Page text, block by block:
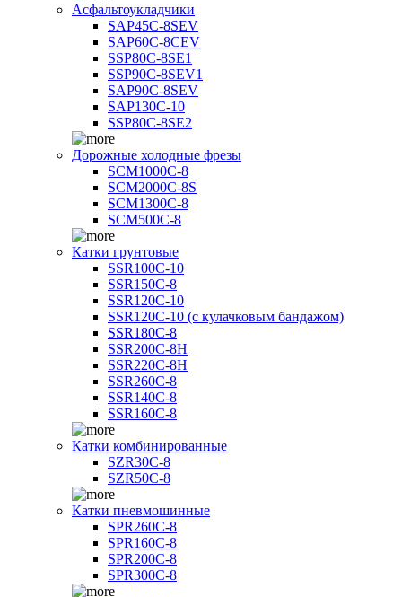
Асфальтоукладчики
SAP45С-8SEV
SAP60C-8CEV
SSP80C-8SE1
SSP90C-8SEV1
SAP90C-8SEV
SAP130C-10
SSP80C-8SE2
Дорожные холодные фрезы
SCM1000C-8
SCM2000C-8S
SCM1300C-8
SCM500C-8
Катки грунтовые
SSR100C-10
SSR150C-8
SSR120C-10
SSR120C-10 (с кулачковым бандажом)
SSR180C-8
SSR200C-8H
SSR220C-8H
SSR260C-8
SSR140C-8
SSR160C-8
Катки комбинированные
SZR30C-8
SZR50C-8
Катки пневмошинные
SPR260C-8
SPR160C-8
SPR200C-8
SPR300C-8